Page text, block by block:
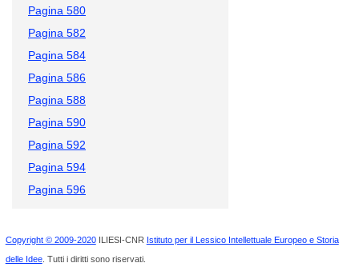
Pagina 580
Pagina 582
Pagina 584
Pagina 586
Pagina 588
Pagina 590
Pagina 592
Pagina 594
Pagina 596
Copyright © 2009-2020ILIESI-CNR Istituto per il Lessico Intellettuale Europeo e Storia
delle Idee. Tutti i diritti sono riservati.